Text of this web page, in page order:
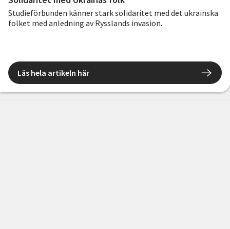
Studieförbunden känner stark solidaritet med det ukrainska
folket med anledning av Rysslands invasion.
Läs hela artikeln här